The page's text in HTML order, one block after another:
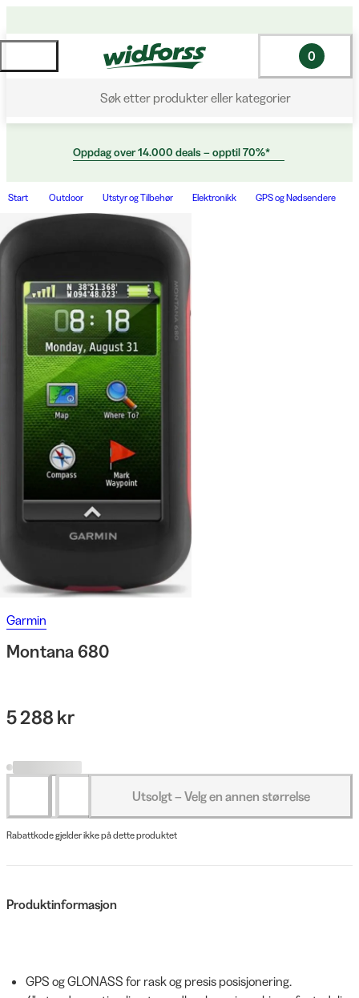
Søk etter produkter eller kategorier
0
Oppdag over 14.000 deals – opptil 70%*
Start Outdoor Utstyr og Tilbehør Elektronikk GPS og Nødsendere
Garmin
Montana 680
5 288 kr
Utsolgt – Velg en annen størrelse
Rabattkode gjelder ikke på dette produktet
Produktinformasjon
GPS og GLONASS for rask og presis posisjonering.